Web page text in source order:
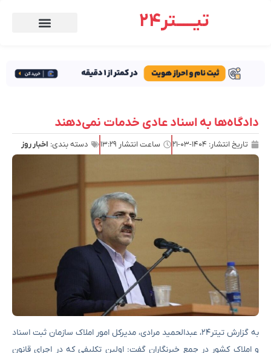
تیـــــتر24
دادگاه‌ها به اسناد عادی خدمات نمی‌دهند
تاریخ انتشار: ۱۴۰۴-۰۳-۲۱ ساعت انتشار ۱۳:۲۹ دسته بندی: اخبار روز
به گزارش تیتر۲۴، عبدالحمید مرادی، مدیرکل امور املاک سازمان ثبت اسناد
و املاک کشور در جمع خبرنگاران گفت: اولین تکلیفی که در اجرای قانون